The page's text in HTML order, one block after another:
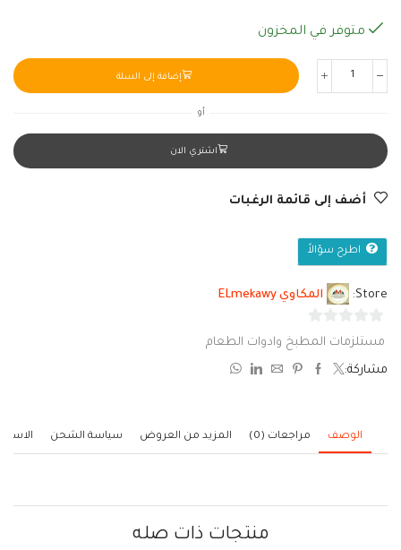
متوفر في المخزون
إضافة إلى السلة
أو
اشتري الان
أضف إلى قائمة الرغبات
اطرح سؤالاً
Store: المكاوي ELmekawy
0
مستلزمات المطبخ وادوات الطعام
مشاركة:
الوصف مراجعات (0) المزيد من العروض سياسة الشحن
منتجات ذات صله